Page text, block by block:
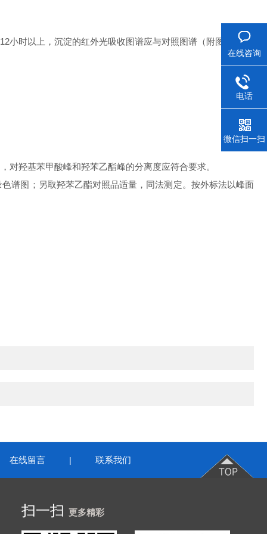
12小时以上，沉淀的红外光吸收图谱应与对照图谱（附图）一致
对羟基苯甲酸峰和羟苯乙酯峰的分离度应符合要求。
谱图；另取羟苯乙酯对照品适量，同法测定。按外标法以峰面
在线留言 | 联系我们
扫一扫 更多精彩
在线咨询
电话
微信扫一扫